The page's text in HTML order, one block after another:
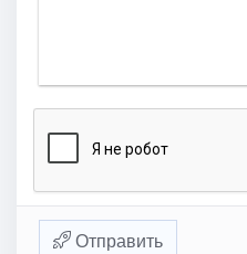
Отправить